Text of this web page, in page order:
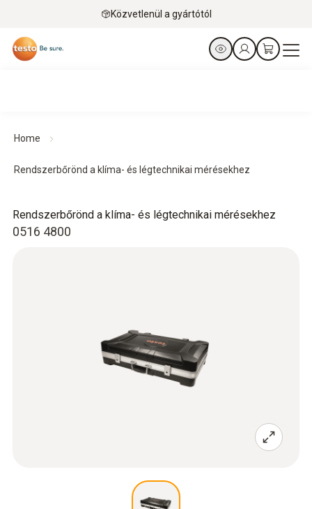
Közvetlenül a gyártótól
Home
Rendszerbőrönd a klíma- és légtechnikai mérésekhez
0516 4800
Rendszerbőrönd a klíma- és légtechnikai mérésekhez